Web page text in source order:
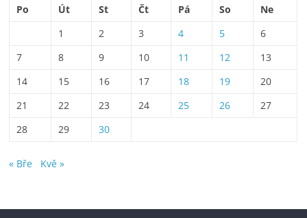
Po
Út St Čt Pá So
Ne
1
2 3 4 5
6
7
8 9 10 11 12
13
14
15 16 17 18 19
20
21
22 23 24 25 26
27
28
29 30
« Bře Kvě »